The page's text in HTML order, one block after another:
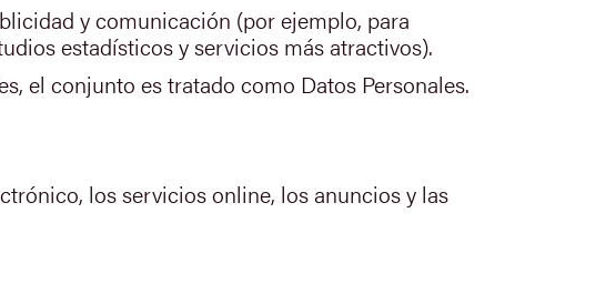
y comunicación (por ejemplo, para
estadísticos y servicios más atractivos).
el conjunto es tratado como Datos Personales.
los servicios online, los anuncios y las